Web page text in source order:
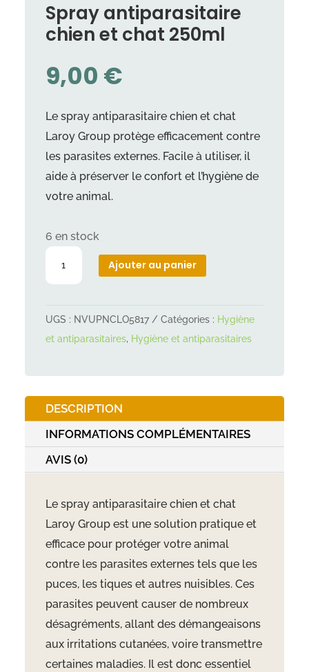
Spray antiparasitaire
chien et chat 250ml
9,00 €
Le spray antiparasitaire chien et chat
Laroy Group protège efficacement contre
les parasites externes. Facile à utiliser, il
aide à préserver le confort et l’hygiène de
votre animal.
6 en stock
antiparasitaire
chien
Ajouter au panier
UGS : NVUPNCLO5817 Catégories : Hygiène
et antiparasitaires, Hygiène et antiparasitaires
DESCRIPTION
INFORMATIONS COMPLÉMENTAIRES
AVIS (0)
Le spray antiparasitaire chien et chat
Laroy Group est une solution pratique et
efficace pour protéger votre animal
contre les parasites externes tels que les
puces, les tiques et autres nuisibles. Ces
parasites peuvent causer de nombreux
désagréments, allant des démangeaisons
aux irritations cutanées, voire transmettre
certaines maladies. Il est donc essentiel